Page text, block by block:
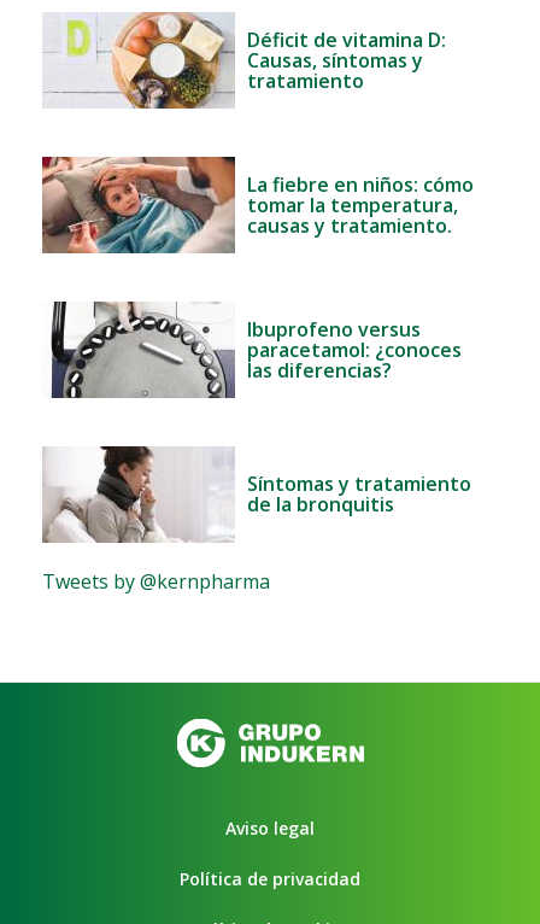
Déficit de vitamina D:
Causas, síntomas y
tratamiento
La fiebre en niños: cómo
tomar la temperatura,
causas y tratamiento.
Ibuprofeno versus
paracetamol: ¿conoces
las diferencias?
Síntomas y tratamiento
de la bronquitis
Tweets by @kernpharma
Aviso legal
Política de privacidad